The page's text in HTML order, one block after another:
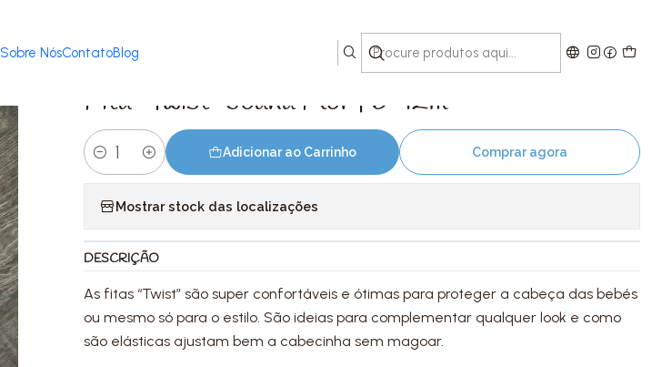
Sobre NósContatoBlog
Fita “Twist” Joana Flor | 6-12m
Quantidade
Adicionar ao Carrinho Comprar agora
Mostrar stock das localizações
DESCRIÇÃO
As fitas “Twist” são super confortáveis e ótimas para proteger a cabeça das bebés
ou mesmo só para o estilo. São ideias para complementar qualquer look e como
são elásticas ajustam bem a cabecinha sem magoar.